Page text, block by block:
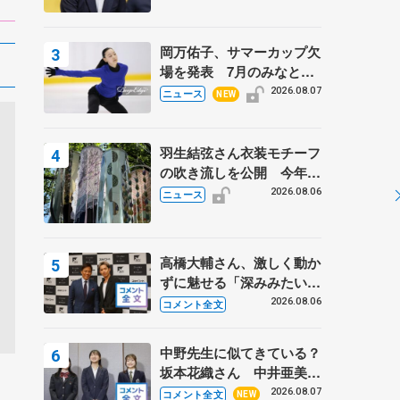
岡万佑子、サマーカップ欠
場を発表 7月のみなとア
クルス杯は腰痛の影響で
ニュース NEW 2026.08.07
羽生結弦さん衣装モチーフ
の吹き流しを公開 今年は
「春よ、来い」、仙台の瑞
ニュース 2026.08.06
高橋大輔さん、激しく動か
ずに魅せる「深みみたいな
ものは出てきている？」
あい
コメント全文 2026.08.06
中野先生に似てきている？
坂本花織さん 中井亜美は
クリケットのサマーキャン
コメント全文 NEW 2026.08.07